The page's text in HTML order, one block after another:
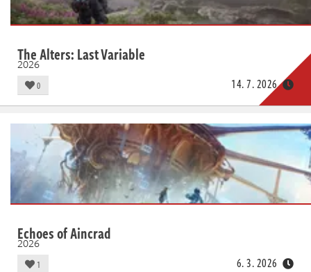
The Alters: Last Variable
2026
0 14. 7. 2026
Echoes of Aincrad
2026
1 6. 3. 2026